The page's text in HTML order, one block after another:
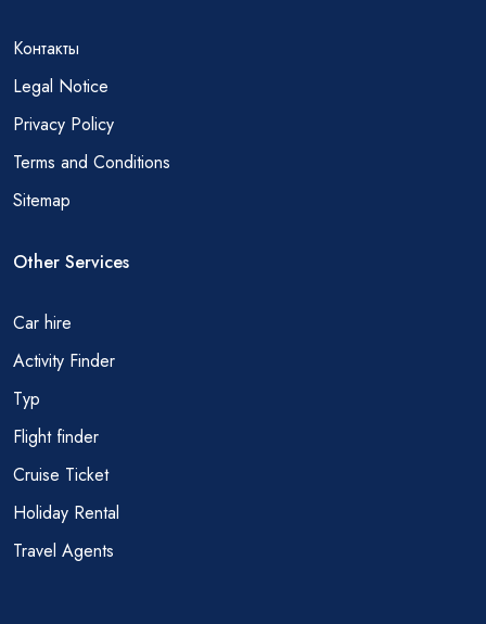
Контакты
Legal Notice
Privacy Policy
Terms and Conditions
Sitemap
Other Services
Car hire
Activity Finder
Тур
Flight finder
Cruise Ticket
Holiday Rental
Travel Agents